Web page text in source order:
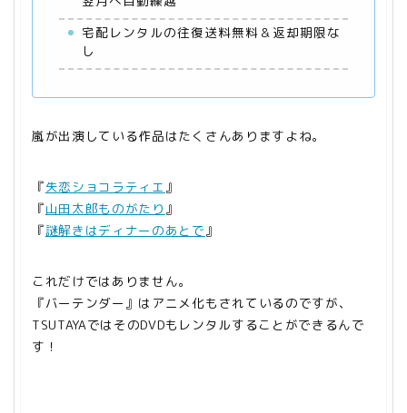
宅配レンタルの往復送料無料＆返却期限な
し
嵐が出演している作品はたくさんありますよね。
『失恋ショコラティエ 』
『山田太郎ものがたり 』
『謎解きはディナーのあとで』
これだけではありません。
『バーテンダー』はアニメ化もされているのですが、
TSUTAYAではそのDVDもレンタルすることができるんで
す！